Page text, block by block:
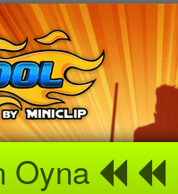
çocuklarınız
oynayabilirsiniz.Bilgicik
ve büyüklerin en beğendiği
» Coco
Oyna